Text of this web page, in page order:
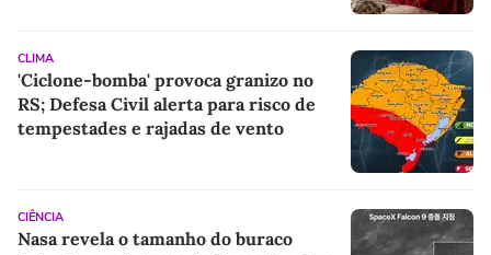
CLIMA
'Ciclone-bomba' provoca granizo no
RS; Defesa Civil alerta para risco de
tempestades e rajadas de vento
CIÊNCIA
Nasa revela o tamanho do buraco